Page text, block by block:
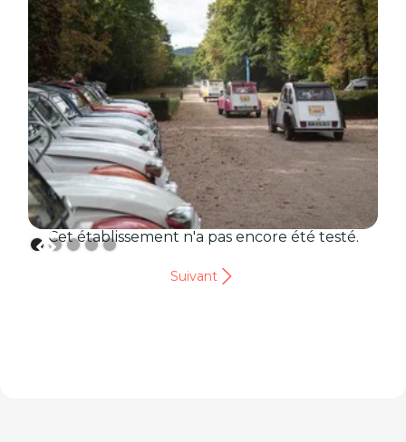
Cet établissement n'a pas encore été testé.
Suivant